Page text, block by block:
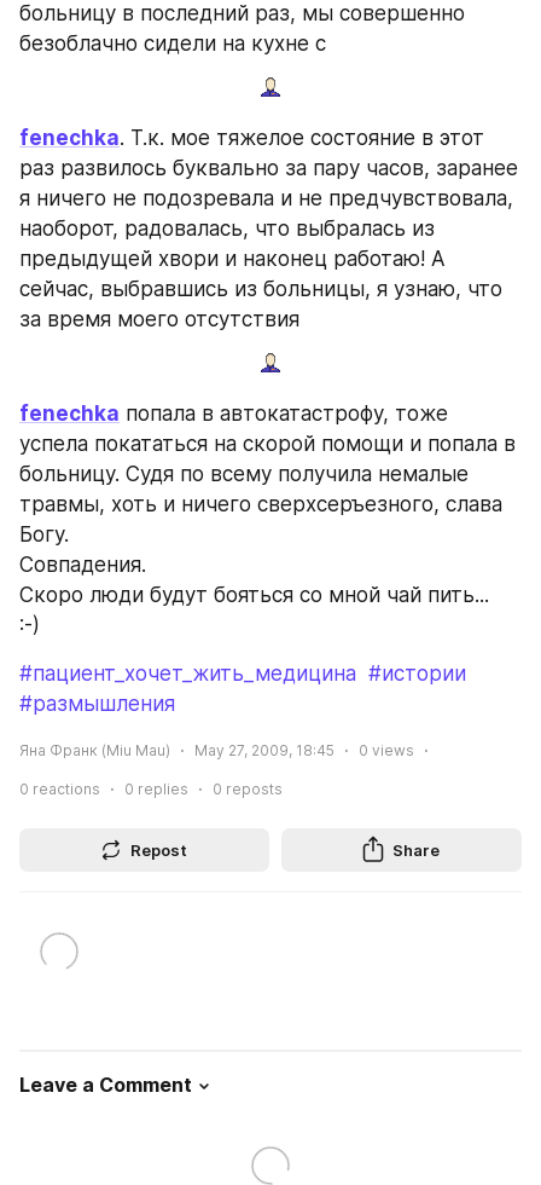
больницу в последний раз, мы совершенно
безоблачно сидели на кухне с
fenechka. Т.к. мое тяжелое состояние в этот
раз развилось буквально за пару часов, заранее
я ничего не подозревала и не предчувствовала,
наоборот, радовалась, что выбралась из
предыдущей хвори и наконец работаю! А
сейчас, выбравшись из больницы, я узнаю, что
за время моего отсутствия
fenechka попала в автокатастрофу, тоже
успела покататься на скорой помощи и попала в
больницу. Судя по всему получила немалые
травмы, хоть и ничего сверхсеръезного, слава
Богу.
Совпадения.
Скоро люди будут бояться со мной чай пить...
:-)
#пациент_хочет_жить_медицина #истории
#размышления
Яна Франк (Miu Mau) May 27, 2009, 18:45 0 views
0 reactions 0 replies 0 reposts
Repost Share
Leave a Comment